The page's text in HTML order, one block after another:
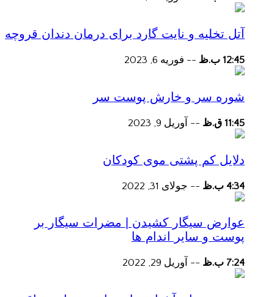
آتل تخلیه و نایت گارد برای درمان دندان قروچه
12:45 ب.ظ -- فوریه 6, 2023
شوره سر و خارش پوست سر
11:45 ق.ظ -- آوریل 9, 2023
دلایل کم پشتی موی کودکان
4:34 ب.ظ -- جولای 31, 2022
عوارض سیگار کشیدن | مضرات سیگار بر
پوست و سایر اندام ها
7:24 ب.ظ -- آوریل 29, 2022